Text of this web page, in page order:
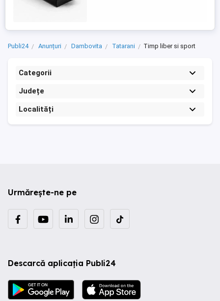
Publi24 Anunțuri Dambovita Tatarani Timp liber si sport
Categorii
Județe
Localități
Urmărește-ne pe
Descarcă aplicația Publi24